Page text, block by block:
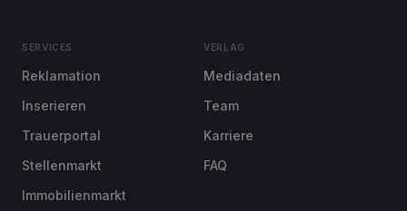
SERVICES
Reklamation
Inserieren
Trauerportal
Stellenmarkt
Immobilienmarkt
VERLAG
Mediadaten
Team
Karriere
FAQ